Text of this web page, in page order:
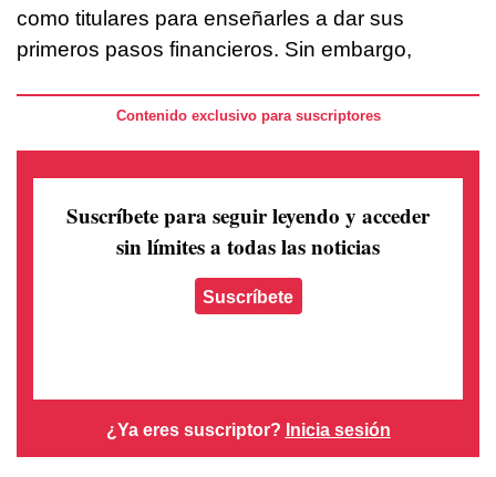
como titulares para enseñarles a dar sus
primeros pasos financieros. Sin embargo,
Contenido exclusivo para suscriptores
Suscríbete para seguir leyendo y acceder
sin límites a todas las noticias
Suscríbete
¿Ya eres suscriptor? Inicia sesión